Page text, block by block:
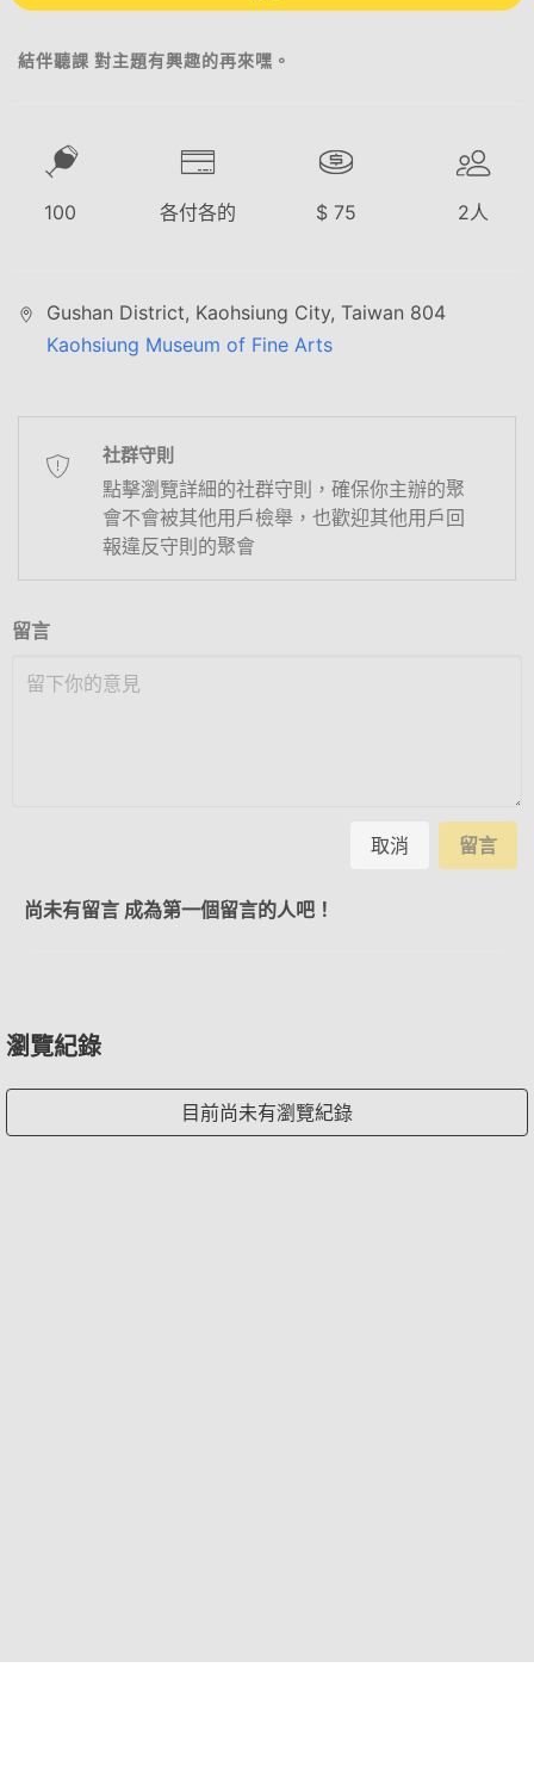
結伴聽課 對主題有興趣的再來嘿。
100 各付各的 $ 75 2人
Gushan District, Kaohsiung City, Taiwan 804
Kaohsiung Museum of Fine Arts
社群守則
點擊瀏覽詳細的社群守則，確保你主辦的聚
會不會被其他用戶檢舉，也歡迎其他用戶回
報違反守則的聚會
留言
取消 留言
尚未有留言 成為第一個留言的人吧！
瀏覽紀錄
目前尚未有瀏覽紀錄